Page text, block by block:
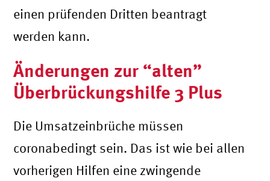
einen prüfenden Dritten beantragt
werden kann.
Änderungen zur “alten”
Überbrückungshilfe 3 Plus
Die Umsatzeinbrüche müssen
coronabedingt sein. Das ist wie bei allen
vorherigen Hilfen eine zwingende